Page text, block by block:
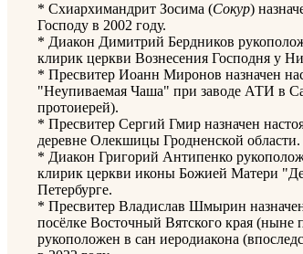
* Схиархимандрит Зосима (Сокур)
Господу в 2002 году.
* Диакон Димитрий Бердников
клирик церкви Вознесения Господня у
* Пресвитер Иоанн Миронов назначен
"Неупиваемая Чаша" при заводе АТИ в
протоиерей).
* Пресвитер Сергий Гмир назначен
деревне Олекшицы Гродненской области.
* Диакон Григорий Антипенко
клирик церкви иконы Божией Матери
Петербурге.
* Пресвитер Владислав Шмырин
посёлке Восточный Вятского края
рукоположен в сан иеродиакона